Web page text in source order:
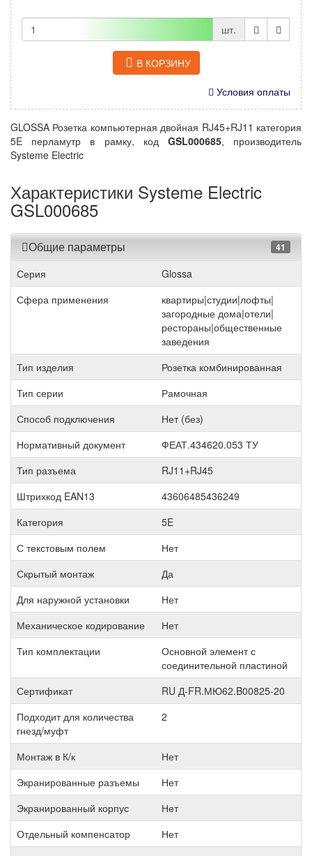
шт.
В КОРЗИНУ
Условия оплаты
GLOSSA Розетка компьютерная двойная RJ45+RJ11 категория
5E перламутр в рамку, код GSL000685, производитель
Systeme Electric
Характеристики Systeme Electric
GSL000685
Общие параметры 41
Серия
Glossa
Сфера применения
квартиры|студии|лофты|
загородные дома|отели|
рестораны|общественные
заведения
Тип изделия
Розетка комбинированная
Тип серии
Рамочная
Способ подключения
Нет (без)
Нормативный документ
ФЕАТ.434620.053 ТУ
Тип разъема
RJ11+RJ45
Штрихкод EAN13
43606485436249
Категория
5E
С текстовым полем
Нет
Скрытый монтаж
Да
Для наружной установки
Нет
Механическое кодирование
Нет
Тип комплектации
Основной элемент с
соединительной пластиной
Сертификат
RU Д-FR.МЮ62.B00825-20
Подходит для количества
гнезд/муфт
2
Монтаж в К/к
Нет
Экранированные разъемы
Нет
Экранированный корпус
Нет
Отдельный компенсатор
Нет